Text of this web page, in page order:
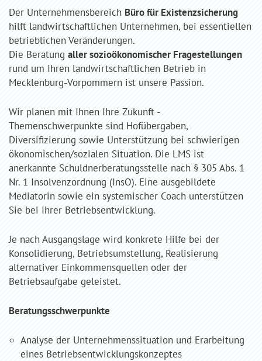
Der UnternehmensbereichBüro für Existenzsicherung
hilft landwirtschaftlichen Unternehmen, bei essentiellen
betrieblichen Veränderungen.
Die Beratungaller sozioökonomischer Fragestellungen
rund um Ihren landwirtschaftlichen Betrieb in
Mecklenburg-Vorpommern ist unsere Passion.
Wir planen mit Ihnen Ihre Zukunft -
Themenschwerpunkte sind Hofübergaben,
Diversifizierung sowie Unterstützung bei schwierigen
ökonomischen/sozialen Situation. Die LMS ist
anerkannte Schuldnerberatungsstelle nach § 305 Abs. 1
Nr. 1 Insolvenzordnung (InsO). Eine ausgebildete
Mediatorin sowie ein systemischer Coach unterstützen
Sie bei Ihrer Betriebsentwicklung.
Je nach Ausgangslage wird konkrete Hilfe bei der
Konsolidierung, Betriebsumstellung, Realisierung
alternativer Einkommensquellen oder der
Betriebsaufgabe geleistet.
Beratungsschwerpunkte
Analyse der Unternehmenssituation und Erarbeitung
eines Betriebsentwicklungskonzeptes